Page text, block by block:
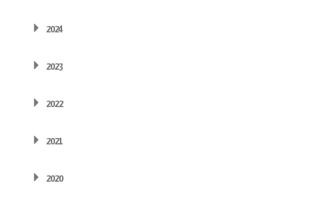
2024
2023
2022
2021
2020